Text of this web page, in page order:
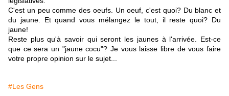
C'est un peu comme des oeufs. Un oeuf, c'est quoi? Du blanc et
du jaune. Et quand vous mélangez le tout, il reste quoi? Du
jaune!
Reste plus qu'à savoir qui seront les jaunes à l'arrivée. Est-ce
que ce sera un "jaune cocu"? Je vous laisse libre de vous faire
votre propre opinion sur le sujet...
#Les Gens